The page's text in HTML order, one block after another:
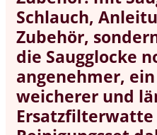
Schlauch,
Zubehör,
die Saugglocke
angenehmer,
weicherer und
Ersatzfilterwatte